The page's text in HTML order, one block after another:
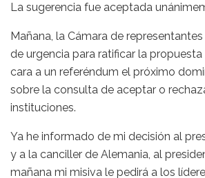
La sugerencia fue aceptada
Mañana, la Cámara de
de urgencia para ratificar la
cara a un referéndum el próximo
sobre la consulta de aceptar o
instituciones.
Ya he informado de mi decisión al
y a la canciller de Alemania, al
mañana mi misiva le pedirá a los